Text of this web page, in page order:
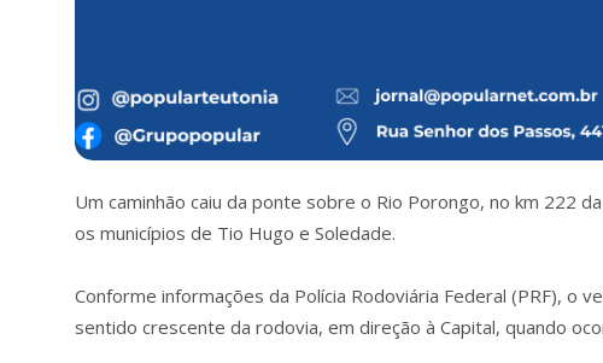
Um caminhão caiu da ponte sobre o Rio Porongo, no km 222
os municípios de Tio Hugo e Soledade.
Conforme informações da Polícia Rodoviária Federal (PRF), o
sentido crescente da rodovia, em direção à Capital, quando